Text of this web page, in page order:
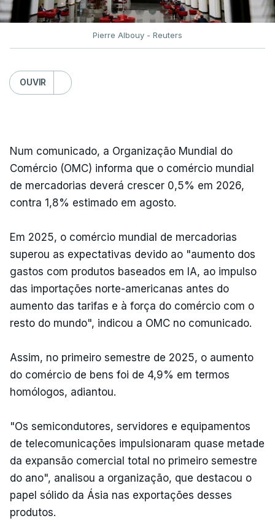
Pierre Albouy - Reuters
OUVIR
Num comunicado, a Organização Mundial do
Comércio (OMC) informa que o comércio mundial
de mercadorias deverá crescer 0,5% em 2026,
contra 1,8% estimado em agosto.
Em 2025, o comércio mundial de mercadorias
superou as expectativas devido ao "aumento dos
gastos com produtos baseados em IA, ao impulso
das importações norte-americanas antes do
aumento das tarifas e à força do comércio com o
resto do mundo", indicou a OMC no comunicado.
Assim, no primeiro semestre de 2025, o aumento
do comércio de bens foi de 4,9% em termos
homólogos, adiantou.
"Os semicondutores, servidores e equipamentos
de telecomunicações impulsionaram quase metade
da expansão comercial total no primeiro semestre
do ano", analisou a organização, que destacou o
papel sólido da Ásia nas exportações desses
produtos.